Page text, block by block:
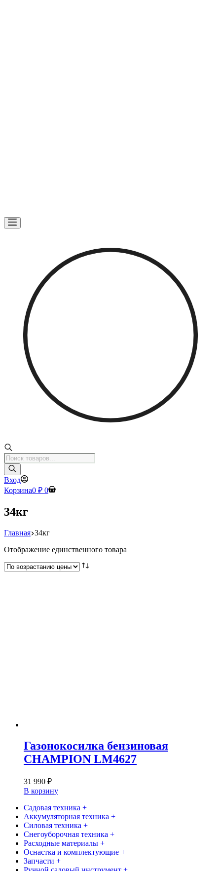
Поиск
товаров
Вход
Корзина0 ₽ 0
34кг
Главная 34кг
Отображение единственного товара
Газонокосилка бензиновая
CHAMPION LM4627
31 990 ₽
В корзину
Садовая техника +
Аккумуляторная техника +
Силовая техника +
Снегоуборочная техника +
Расходные материалы +
Оснастка и комплектующие +
Запчасти +